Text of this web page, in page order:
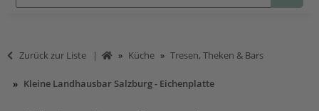
Zurück zur Liste Küche Tresen, Theken & Bars
Kleine Landhausbar Salzburg - Eichenplatte